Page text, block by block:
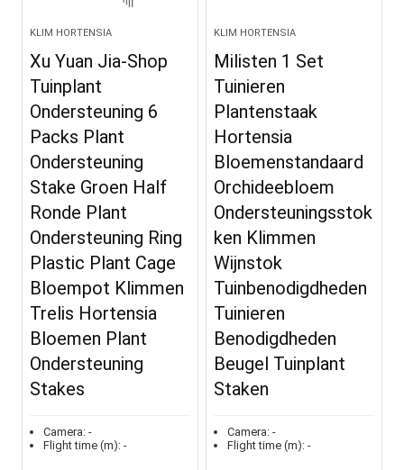
KLIM HORTENSIA
Xu Yuan Jia-Shop
Tuinplant
Ondersteuning 6
Packs Plant
Ondersteuning
Stake Groen Half
Ronde Plant
Ondersteuning Ring
Plastic Plant Cage
Bloempot Klimmen
Trelis Hortensia
Bloemen Plant
Ondersteuning
Stakes
Camera: -
Flight time (m): -
KLIM HORTENSIA
Milisten 1 Set
Tuinieren
Plantenstaak
Hortensia
Bloemenstandaard
Orchideebloem
Ondersteuningsstok
ken Klimmen
Wijnstok
Tuinbenodigdheden
Tuinieren
Benodigdheden
Beugel Tuinplant
Staken
Camera: -
Flight time (m): -